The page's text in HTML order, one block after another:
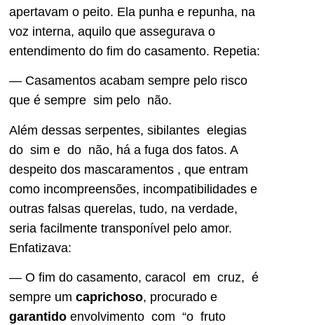
apertavam o peito. Ela punha e repunha, na
voz interna, aquilo que assegurava o
entendimento do fim do casamento. Repetia:
— Casamentos acabam sempre pelo risco
que é sempre sim pelo não.
Além dessas serpentes, sibilantes elegias
do sim e do não, há a fuga dos fatos. A
despeito dos mascaramentos , que entram
como incompreensões, incompatibilidades e
outras falsas querelas, tudo, na verdade,
seria facilmente transponível pelo amor.
Enfatizava:
— O fim do casamento, caracol em cruz, é
sempre um caprichoso, procurado e
garantido envolvimento com “o fruto